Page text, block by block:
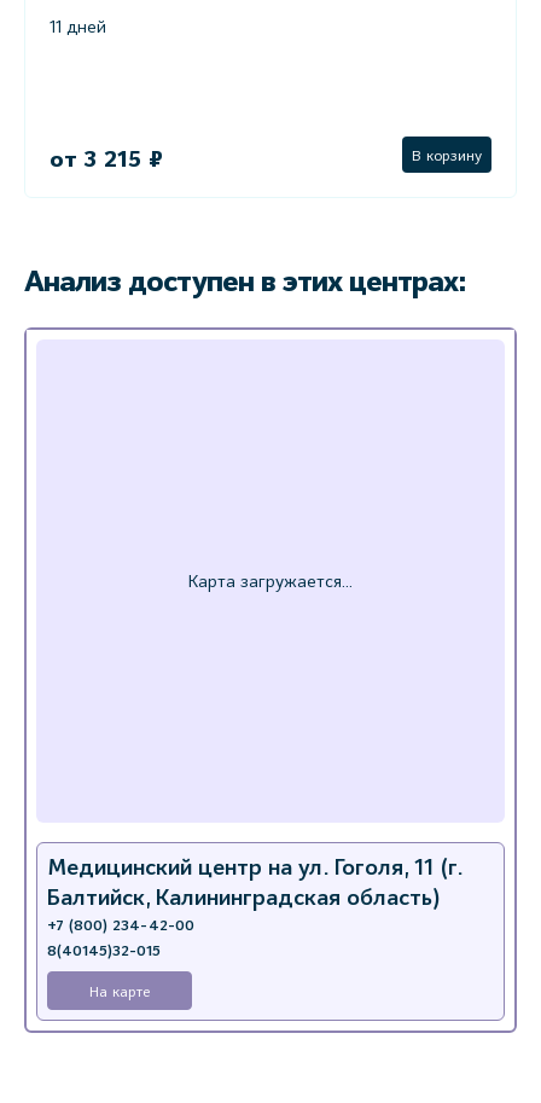
11 дней
от 3 215 ₽ В корзину
Анализ доступен в этих центрах:
Медицинский центр на ул. Гоголя, 11 (г.
Балтийск, Калининградская область)
+7 (800) 234-42-00
8(40145)32-015
На карте